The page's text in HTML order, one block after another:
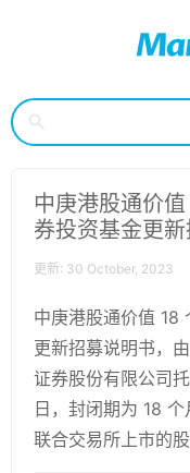
中庚港股通价
券投资基金更
更新: 30 October, 2023
中庚港股通价值 18
更新招募说明书，
证券股份有限公司
日，封闭期为 18
联合交易所上市的